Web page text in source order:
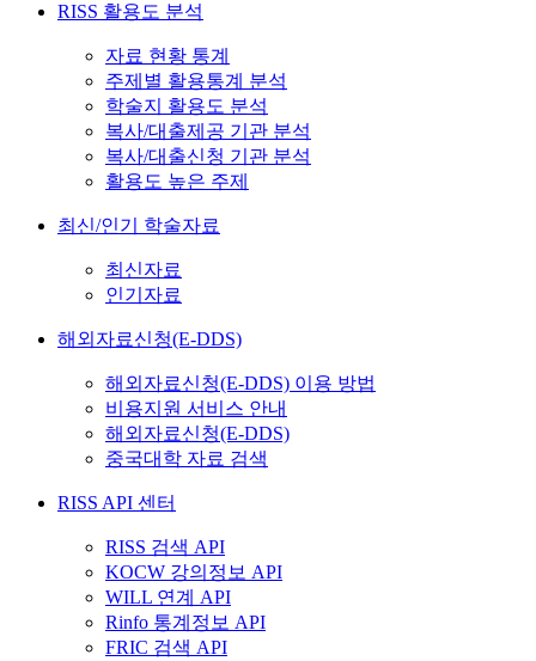
RISS 활용도 분석
자료 현황 통계
주제별 활용통계 분석
학술지 활용도 분석
복사/대출제공 기관 분석
복사/대출신청 기관 분석
활용도 높은 주제
최신/인기 학술자료
최신자료
인기자료
해외자료신청(E-DDS)
해외자료신청(E-DDS) 이용 방법
비용지원 서비스 안내
해외자료신청(E-DDS)
중국대학 자료 검색
RISS API 센터
RISS 검색 API
KOCW 강의정보 API
WILL 연계 API
Rinfo 통계정보 API
FRIC 검색 API